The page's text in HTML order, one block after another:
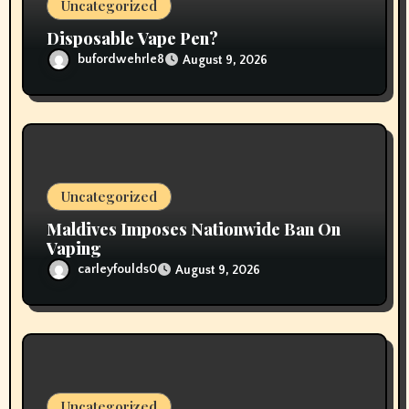
Uncategorized
Disposable Vape Pen?
bufordwehrle8 August 9, 2026
Uncategorized
Maldives Imposes Nationwide Ban On
Vaping
carleyfoulds0 August 9, 2026